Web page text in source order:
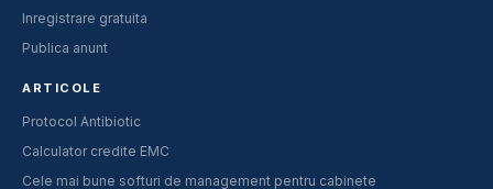
Inregistrare gratuita
Publica anunt
ARTICOLE
Protocol Antibiotic
Calculator credite EMC
Cele mai bune softuri de management pentru cabinete